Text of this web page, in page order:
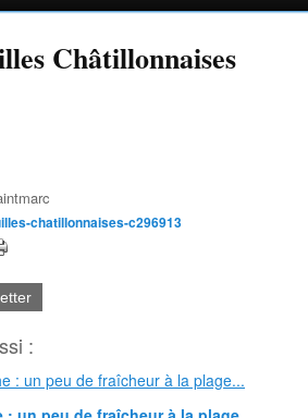
Châtillonnaises
chatillonnaises-c296913
: